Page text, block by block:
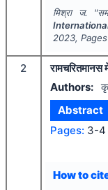
मिश्रा ज. "
2023, Pages
2
रामचरितमानस
Authors:
Abstract
Pages: 3-4
How to